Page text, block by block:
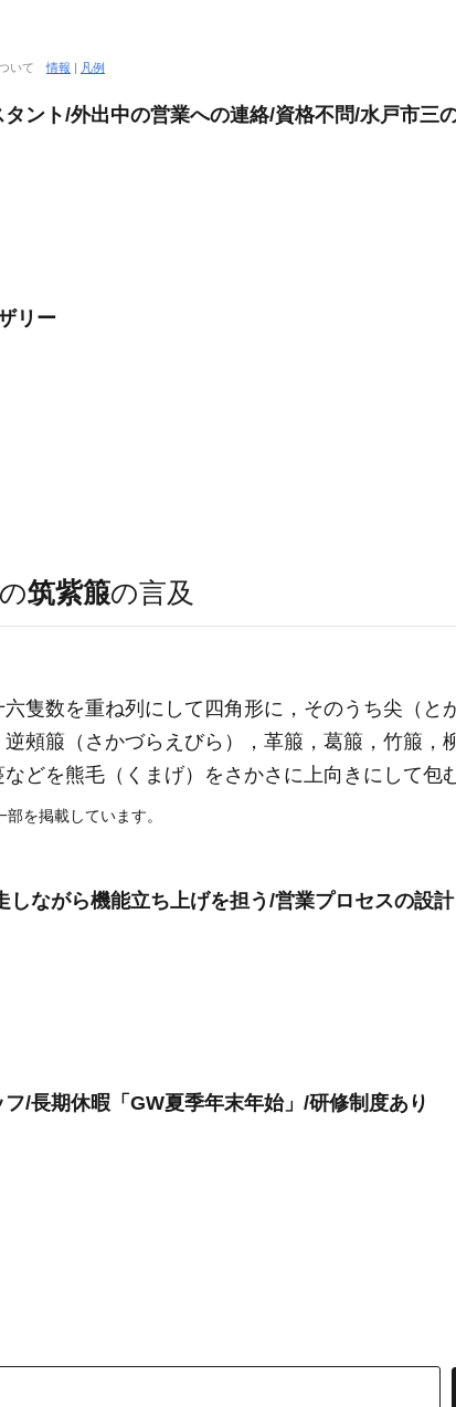
ついて情報 | 凡例
タント/外出中の営業への連絡/資格不問/水戸市三
リー
筑紫箙の言及
隻数を重ね列にして四角形に，そのうち尖（と
頰箙（さかづらえびら），革箙，葛箙，竹箙，
どを熊毛（くまげ）をさかさに上向きにして包
を掲載しています。
ながら機能立ち上げを担う/営業プロセスの設
/長期休暇「GW夏季年末年始」/研修制度あり